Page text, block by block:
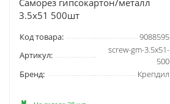
Саморез гипсокартон/металл
3.5х51 500шт
Код товара:
9088595
Артикул:
screw-gm-3.5x51-
500
Бренд:
Крепдил